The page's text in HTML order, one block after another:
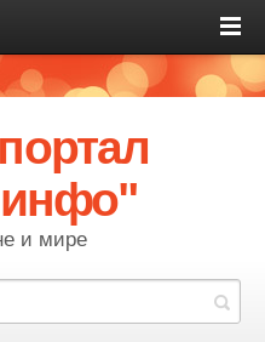
и мире